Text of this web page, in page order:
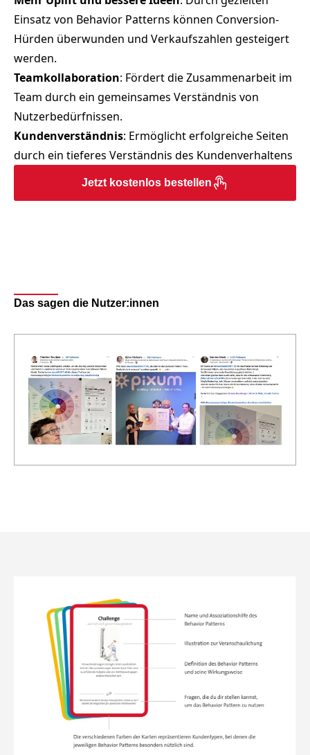
Einsatz von Behavior Patterns können Conversion-
Hürden überwunden und Verkaufszahlen gesteigert
werden.
Teamkollaboration: Fördert die Zusammenarbeit im
Team durch ein gemeinsames Verständnis von
Nutzerbedürfnissen.
Kundenverständnis: Ermöglicht erfolgreiche Seiten
durch ein tieferes Verständnis des Kundenverhaltens
Jetzt kostenlos bestellen
Das sagen die Nutzer:innen